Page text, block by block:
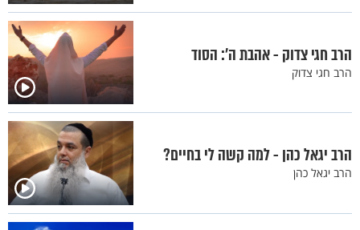
הרב חגי צדוק - אהבת ה’: הסוד
הרב חגי צדוק
הרב יגאל כהן - למה קשה לי בחיים?
הרב יגאל כהן